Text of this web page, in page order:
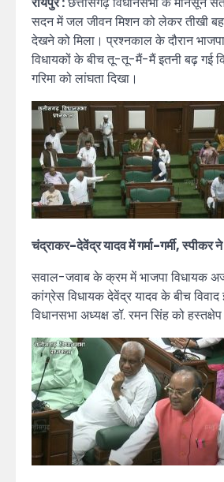
सदन में जल जीवन मिशन को लेकर तीखी
देखने को मिला। प्रश्नकाल के दौरान
विधायकों के बीच तू-तू-मैं-मैं इतनी बढ़ गई
गरिमा को लांघता दिखा।
चंद्राकर-देवेंद्र यादव में गर्मा-गर्मी, स्पीकर
सवाल-जवाब के क्रम में भाजपा विधायक
कांग्रेस विधायक देवेंद्र यादव के बीच विवाद
विधानसभा अध्यक्ष डॉ. रमन सिंह को